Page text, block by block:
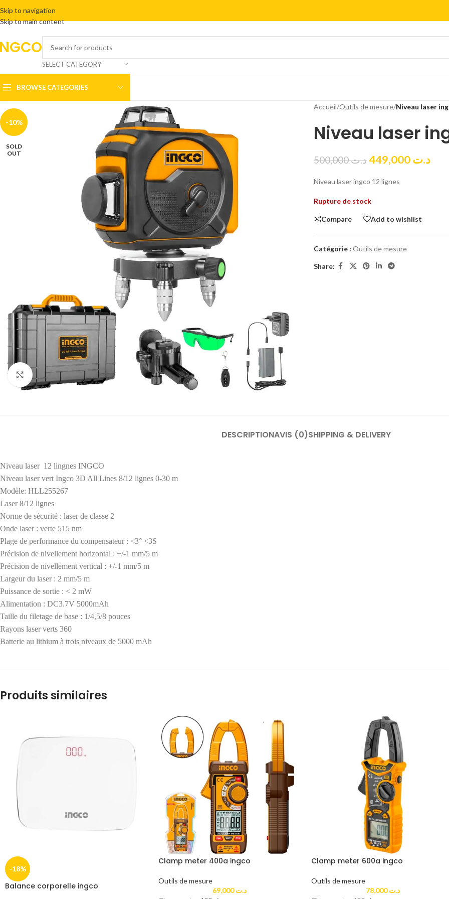
Skip to navigation
Skip to main content
SELECT CATEGORY
BROWSE CATEGORIES
-10%
SOLD
OUT
Click to enlarge
Accueil/Outils de mesure/Niveau laser
Niveau laser
د.ت500,000 د.ت449,000
Niveau laser ingco 12 lignes
Rupture de stock
Compare Add to wishlist
Catégorie : Outils de mesure
Share:
DESCRIPTIONAVIS (0)SHIPPING & DELIVERY
Niveau laser 12 lingnes INGCO
Niveau laser vert Ingco 3D All Lines 8/12 lignes 0-30 m
Modèle: HLL255267
Laser 8/12 lignes
Norme de sécurité : laser de classe 2
Onde laser : verte 515 nm
Plage de performance du compensateur : <3° <3S
Précision de nivellement horizontal : +/-1 mm/5 m
Précision de nivellement vertical : +/-1 mm/5 m
Largeur du laser : 2 mm/5 m
Puissance de sortie : < 2 mW
Alimentation : DC3.7V 5000mAh
Taille du filetage de base : 1/4,5/8 pouces
Rayons laser verts 360
Batterie au lithium à trois niveaux de 5000 mAh
Produits similaires
-18%
Balance corporelle ingco
Clamp meter 400a ingco
Outils de mesure
د.ت69,000
Clamp meter 600a ingco
Outils de mesure
د.ت78,000